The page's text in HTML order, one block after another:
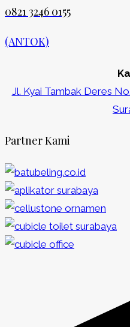
0821 3246 0155​
(ANTOK)
Jl. Kyai Tambak Deres
Partner Kami